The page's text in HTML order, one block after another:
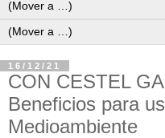
16/12/21
CON CESTEL
Beneficios para
Medioambiente